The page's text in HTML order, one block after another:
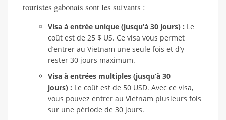
touristes gabonais sont les suivants :
Visa à entrée unique (jusqu’à 30 jours) : Le
coût est de 25 $ US. Ce visa vous permet
d’entrer au Vietnam une seule fois et d’y
rester 30 jours maximum.
Visa à entrées multiples (jusqu’à 30
jours) : Le coût est de 50 USD. Avec ce visa,
vous pouvez entrer au Vietnam plusieurs fois
sur une période de 30 jours.